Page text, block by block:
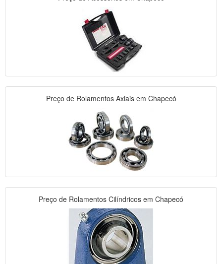
Preço de Rolamentos Axiais em Chapecó
Preço de Rolamentos Cilíndricos em Chapecó